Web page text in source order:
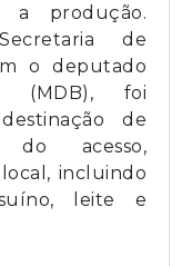
a produção.
de
o deputado
(MDB), foi
de
acesso,
incluindo
leite e